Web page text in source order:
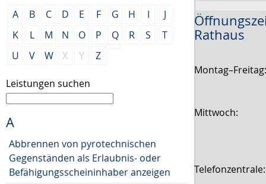
A B C D E F G H I
J
K
L M N O P Q R S
T
U
V W X Y Z
Leistungen suchen
A
Abbrennen von pyrotechnischen
Gegenständen als Erlaubnis- oder
Befähigungsscheininhaber anzeigen
Rathaus
Mittwoch: